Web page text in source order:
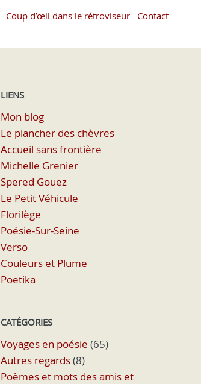
Coup d’œil dans le rétroviseur Contact
LIENS
Mon blog
Le plancher des chèvres
Accueil sans frontière
Michelle Grenier
Spered Gouez
Le Petit Véhicule
Florilège
Poésie-Sur-Seine
Verso
Couleurs et Plume
Poetika
CATÉGORIES
Voyages en poésie (65)
Autres regards(8)
Poèmes et mots des amis et